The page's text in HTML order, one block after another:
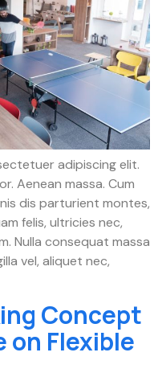
adipiscing elit.
Aenean massa. Cum
dis parturient montes,
felis, ultricies nec,
Nulla consequat massa
vel, aliquet nec,
Concept
on Flexible